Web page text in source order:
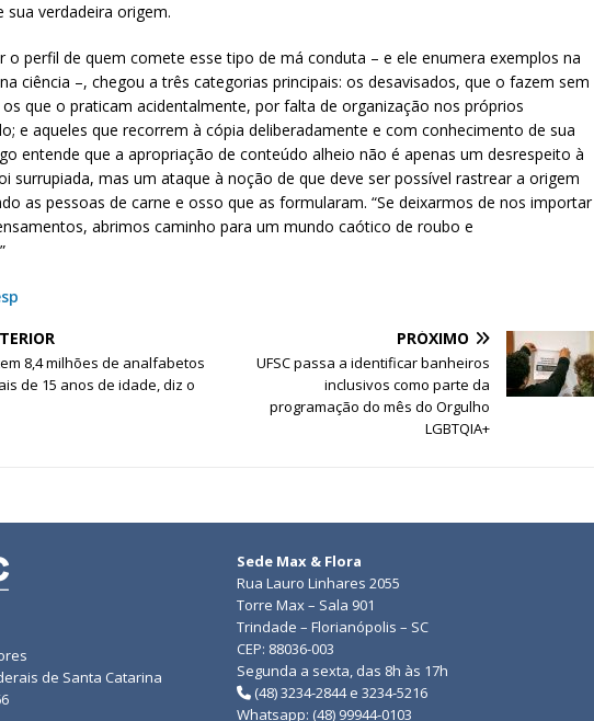
verdadeira origem.
o perfil de quem comete esse tipo de má conduta – e ele enumera exemplos na
ciência –, chegou a três categorias principais: os desavisados, que o fazem sem
que o praticam acidentalmente, por falta de organização nos próprios
e aqueles que recorrem à cópia deliberadamente e com conhecimento de sua
entende que a apropriação de conteúdo alheio não é apenas um desrespeito à
surrupiada, mas um ataque à noção de que deve ser possível rastrear a origem
as pessoas de carne e osso que as formularam. “Se deixarmos de nos importar
abrimos caminho para um mundo caótico de roubo e
8,4 milhões de analfabetos
de 15 anos de idade, diz o
PRÓXIMO
UFSC passa a identificar banheiros
inclusivos como parte da
programação do mês do Orgulho
LGBTQIA+
de Santa Catarina
Sede Max & Flora
Rua Lauro Linhares 2055
Torre Max – Sala 901
Trindade – Florianópolis – SC
CEP: 88036-003
Segunda a sexta, das 8h às 17h
(48) 3234-2844 e 3234-5216
Whatsapp: (48) 99944-0103